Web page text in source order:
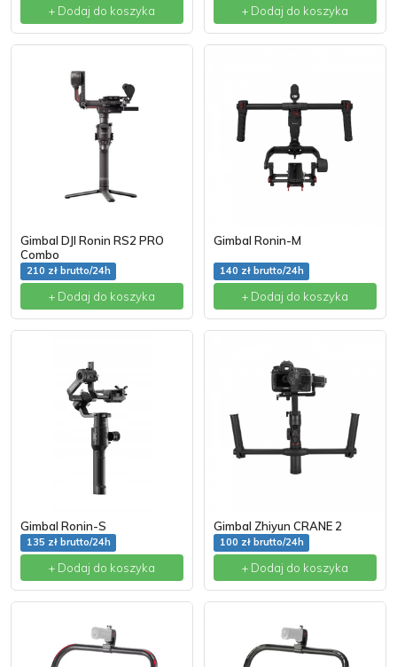
+ Dodaj do koszyka + Dodaj do koszyka
Gimbal DJI Ronin RS2 PRO
Combo
210 zł brutto/24h
+ Dodaj do koszyka
Gimbal Ronin-M
140 zł brutto/24h
+ Dodaj do koszyka
Gimbal Ronin-S
135 zł brutto/24h
+ Dodaj do koszyka
Gimbal Zhiyun CRANE 2
100 zł brutto/24h
+ Dodaj do koszyka